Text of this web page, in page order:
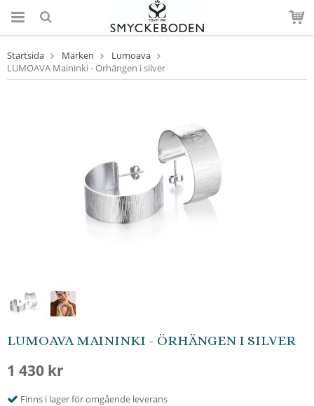
Startsida Märken
Lumoava
LUMOAVA Maininki - Örhängen i silver
LUMOAVA MAININKI - ÖRHÄNGEN I SILVER
1 430 kr
Finns i lager för omgående leverans